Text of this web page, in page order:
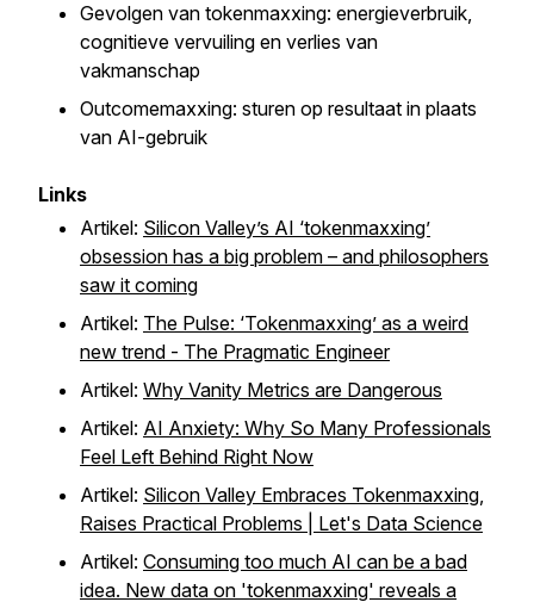
Gevolgen van tokenmaxxing: energieverbruik,
cognitieve vervuiling en verlies van
vakmanschap
Outcomemaxxing: sturen op resultaat in plaats
van AI-gebruik
Links
Artikel: Silicon Valley’s AI ‘tokenmaxxing’
obsession has a big problem – and philosophers
saw it coming
Artikel: The Pulse: ‘Tokenmaxxing’ as a weird
new trend - The Pragmatic Engineer
Artikel: Why Vanity Metrics are Dangerous
Artikel: AI Anxiety: Why So Many Professionals
Feel Left Behind Right Now
Artikel: Silicon Valley Embraces Tokenmaxxing,
Raises Practical Problems | Let's Data Science
Artikel: Consuming too much AI can be a bad
idea. New data on 'tokenmaxxing' reveals a